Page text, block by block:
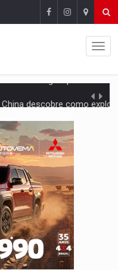
China descobre como explodir asteroide com
após bater na traseira de
Essa receita com frango virou o meu
7 negócios que podem começar com pouco dinheiro e
Brasil reúne dimensão continental e posição
importantes para quem quer
nova espécie de rã em florestas
celular usado? Veja como consultar o